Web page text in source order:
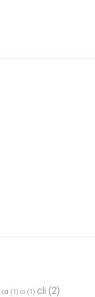
cd (1) ci (1) cli (2)